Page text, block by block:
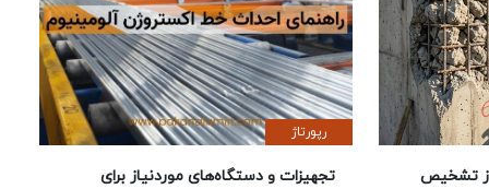
تشخیص
رپورتاژ
تجهیزات و دستگاه‌های موردنیاز برای